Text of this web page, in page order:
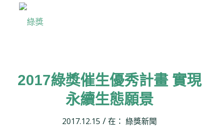
2017綠獎催生優秀計畫 實現
永續生態願景
2017.12.15 / 在： 綠獎新聞